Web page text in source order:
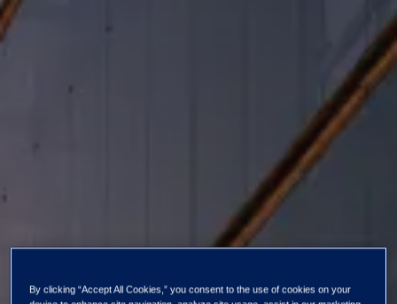
Kaikki uutiset ja tiedotteet
By clicking “Accept All Cookies,” you consent to the use of cookies on your